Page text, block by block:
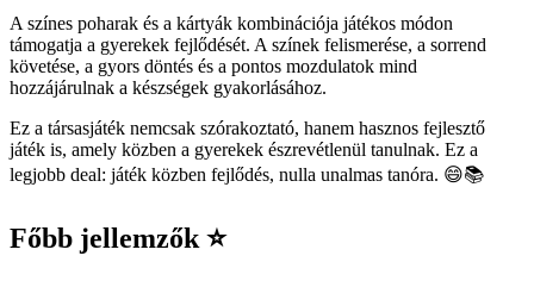
A színes poharak és a kártyák kombinációja játékos módon
támogatja a gyerekek fejlődését. A színek felismerése, a sorrend
követése, a gyors döntés és a pontos mozdulatok mind
hozzájárulnak a készségek gyakorlásához.
Ez a társasjáték nemcsak szórakoztató, hanem hasznos fejlesztő
játék is, amely közben a gyerekek észrevétlenül tanulnak. Ez a
legjobb deal: játék közben fejlődés, nulla unalmas tanóra. 😄📚
Főbb jellemzők ⭐